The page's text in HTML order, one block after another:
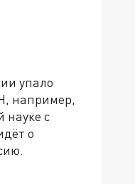
упало
например,
науке с
о